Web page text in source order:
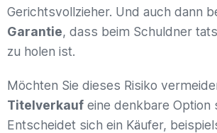
Gerichtsvollzieher. Und auch dann
Garantie, dass beim Schuldner
zu holen ist.
Möchten Sie dieses Risiko
Titelverkauf eine denkbare Option
Entscheidet sich ein Käufer,